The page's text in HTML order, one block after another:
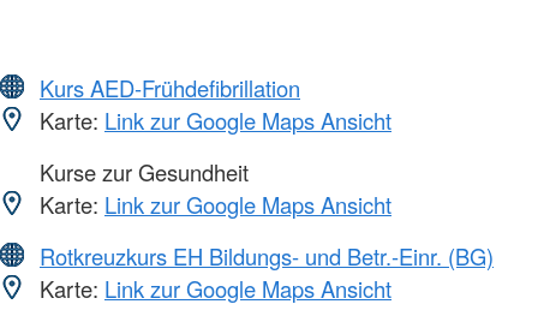
Kurs AED-Frühdefibrillation
Karte: Link zur Google Maps Ansicht
Kurse zur Gesundheit
Karte: Link zur Google Maps Ansicht
Rotkreuzkurs EH Bildungs- und Betr.-Einr. (BG)
Karte: Link zur Google Maps Ansicht